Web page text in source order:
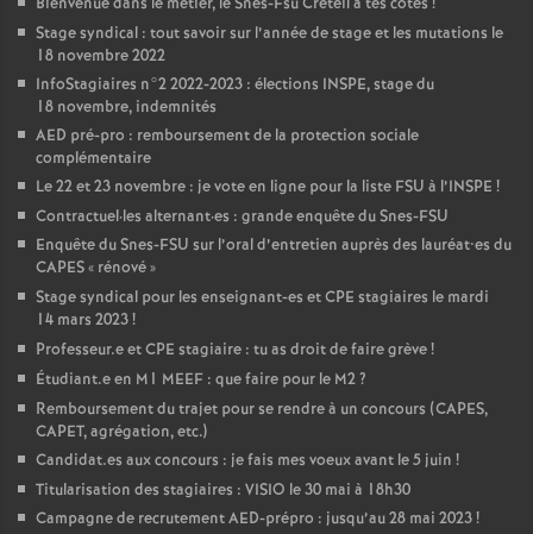
Stage syndical : tout savoir sur l’année de stage et les mutations le
18 novembre 2022
InfoStagiaires n°2 2022-2023 : élections INSPE, stage du
18 novembre, indemnités
AED pré-pro : remboursement de la protection sociale
complémentaire
Le 22 et 23 novembre : je vote en ligne pour la liste FSU à l’INSPE !
Contractuel·les alternant·es : grande enquête du Snes-FSU
Enquête du Snes-FSU sur l’oral d’entretien auprès des lauréat•es du
CAPES« rénové»
Stage syndical pour les enseignant-es etCPE stagiaires le mardi
14 mars 2023!
Professeur.e etCPE stagiaire : tu as droit de faire grève!
Étudiant.e en M1 MEEF : que faire pour le M2?
Remboursement du trajet pour se rendre à un concours (CAPES,
CAPET, agrégation, etc.)
Candidat.es aux concours : je fais mes voeux avant le 5 juin !
Titularisation des stagiaires : VISIO le 30 mai à 18h30
Campagne de recrutementAED-prépro : jusqu’au 28 mai 2023!